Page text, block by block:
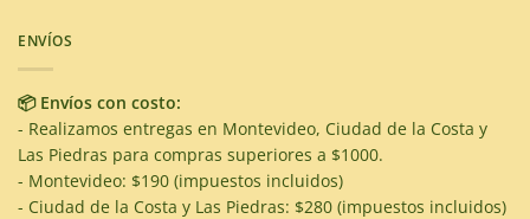
ENVÍOS
📦 Envíos con costo:
- Realizamos entregas en Montevideo, Ciudad de la Costa y
Las Piedras para compras superiores a $1000.
- Montevideo: $190 (impuestos incluidos)
- Ciudad de la Costa y Las Piedras: $280 (impuestos incluidos)